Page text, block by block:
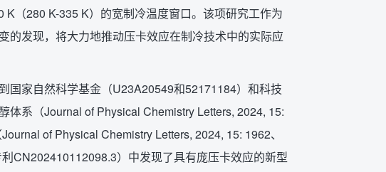
（280 K-335 K）的宽制冷温度窗口。该项研究工作为
的发现，将大力地推动压卡效应在制冷技术中的实际应
国家自然科学基金（U23A20549和52171184）和科技
系（Journal of Physical Chemistry Letters, 2024, 15:
of Physical Chemistry Letters, 2024, 15: 1962、
CN202410112098.3）中发现了具有庞压卡效应的新型